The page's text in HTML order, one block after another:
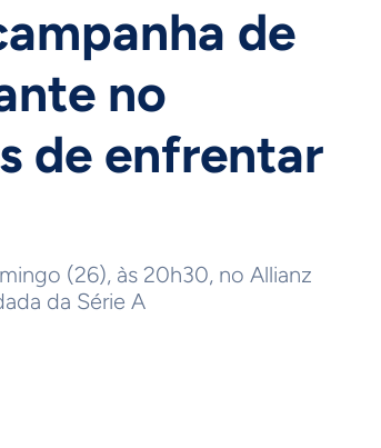
de
no
de enfrentar
(26), às 20h30, no Allianz
da Série A